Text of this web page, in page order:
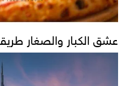
عشق الكبار والصغار